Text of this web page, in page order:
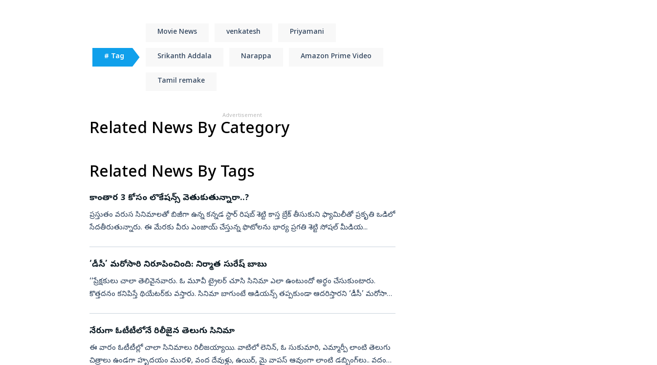
# Tag
Movie News venkatesh Priyamani
Srikanth Addala Narappa Amazon Prime Video
Tamil remake
Advertisement
Related News By Category
Related News By Tags
కాంతార 3 కోసం లొకేషన్స్‌ వెతుకుతున్నారా..?
ప్రస్తుతం వరుస సినిమాలతో బిజీగా ఉన్న కన్నడ స్టార్‌ రిషబ్ శెట్టి కాస్త బ్రేక్‌ తీసుకుని ఫ్యామిలీతో ప్రకృతి ఒడిలో
సేదతీరుతున్నారు. ఈ మేరకు వీరు ఎంజాయ్‌ చేస్తున్న ఫొటోలను భార్య ప్రగతి శెట్టి సోషల్‌ మీడియ...
‘డీసీ’ మరోసారి నిరూపించింది: నిర్మాత సురేష్‌ బాబు
‘‘ప్రేక్షకులు చాలా తెలివైనవారు. ఓ మూవీ ట్రైలర్‌ చూసి సినిమా ఎలా ఉంటుందో అర్థం చేసుకుంటారు.
కొత్తదనం కనిపిస్తే థియేటర్‌కు వస్తారు. సినిమా బాగుంటే ఆడియన్స్‌ తప్పకుండా ఆదరిస్తారని ‘డీసీ’ మరోసారి
నేరుగా ఓటీటీలోనే రిలీజైన తెలుగు సినిమా
ఈ వారం ఓటీటీల్లో చాలా సినిమాలు రిలీజయ్యాయి. వాటిలో లెనిన్, ఓ సుకుమారి, ఎమ్మార్పీ లాంటి తెలుగు
చిత్రాలు ఉండగా హృదయం మురళి, వంద దేవుళ్లు, ఉయిర్, మై వాపస్ ఆవుంగా లాంటి డబ్బింగ్‌లు.. వదంది